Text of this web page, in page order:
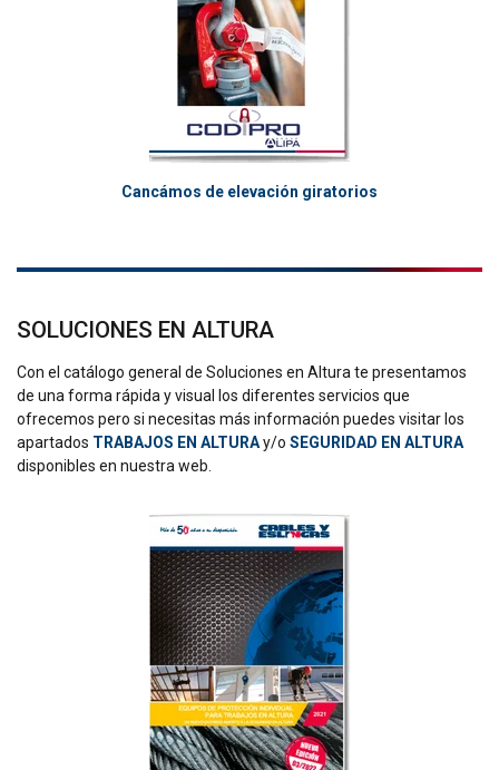
Cancámos de elevación giratorios
SOLUCIONES EN ALTURA
Con el catálogo general de Soluciones en Altura te presentamos
de una forma rápida y visual los diferentes servicios que
ofrecemos pero si necesitas más información puedes visitar los
apartados TRABAJOS EN ALTURAy/o SEGURIDAD EN ALTURA
disponibles en nuestra web.